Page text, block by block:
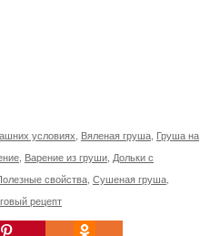
условиях Вяленая груша Груша на
Варение из груши Дольки с
свойства Сушеная груша
рецепт